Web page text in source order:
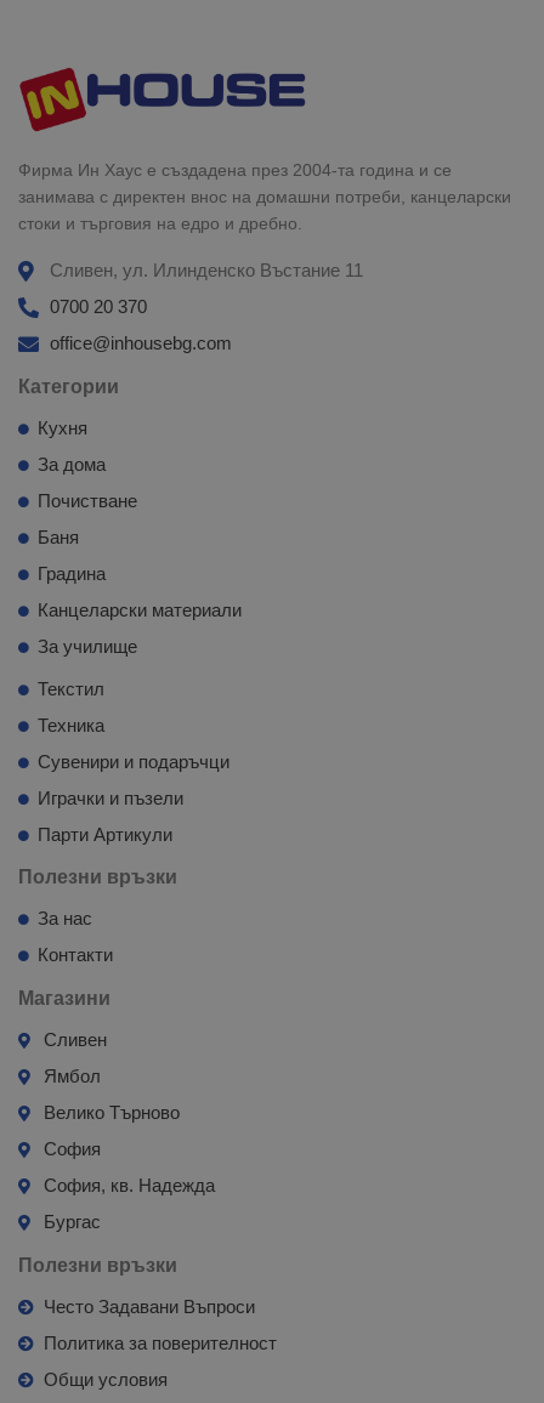
Фирма Ин Хаус е създадена през 2004-та година и се
занимава с директен внос на домашни потреби, канцеларски
стоки и търговия на едро и дребно.
Сливен, ул. Илинденско Въстание 11
0700 20 370
office@inhousebg.com
Категории
Кухня
За дома
Почистване
Баня
Градина
Канцеларски материали
За училище
Текстил
Техника
Сувенири и подаръчци
Играчки и пъзели
Парти Артикули
Полезни връзки
За нас
Контакти
Магазини
Сливен
Ямбол
Велико Търново
София
София, кв. Надежда
Бургас
Полезни връзки
Често Задавани Въпроси
Политика за поверителност
Общи условия